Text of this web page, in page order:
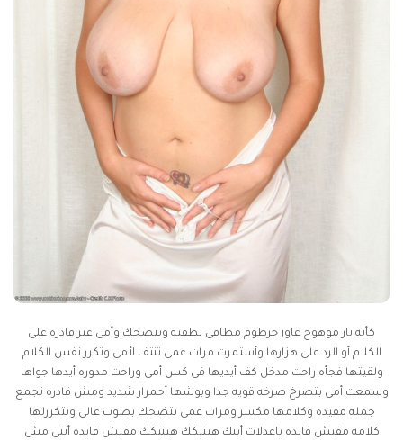
كأنه نار موهوج عاوز خرطوم مطافى يطفيه وبتضحك وأمى غير قادره على
الكلام أو الرد على هزارها وأستمرت مرات عمى تنتف لأمى وتكرر نفس الكلام
ولقيتها فجأه راحت مدخل كف أيديها فى كس أمى وراحت مدوره أيدها جواها
وسمعت أمى بتصرخ صرخه قويه جدا وبوشها أحمرار شديد ومش قادره تجمع
جمله مفيده وكلامها مكسر ومرات عمى بتضحك بصوت عالى وبتكررلها
كلامه مفيش فايده ياعدلات أبنك هينيكك هينيكك مفيش فايده أنتى مش